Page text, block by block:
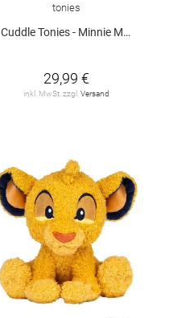
tonies
Cuddle Tonies - Minnie Maus
29,99 €
inkl. MwSt. zzgl. Versand